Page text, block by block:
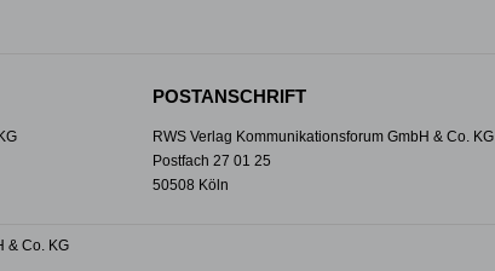
POSTANSCHRIFT
RWS Verlag Kommunikationsforum GmbH & Co. KG
Postfach 27 01 25
50508 Köln
& Co. KG